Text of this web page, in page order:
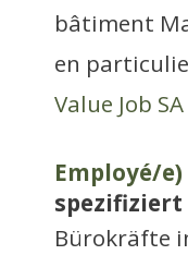
bâtiment
en
Value Job SA
Employé/
spezifiziert
Bürokräfte